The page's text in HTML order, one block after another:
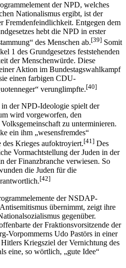
der NPD, welches
Nationalismus ergibt, ist der
Fremdenfeindlichkeit. Entgegen dem
hebt die NPD in erster
des Menschen ab.[39] Somit
1 des Grundgesetzes feststehenden
der Menschenwürde. Diese
Aktion im Bundestagswahlkampf
einen farbigen CDU-
verunglimpfte.[40]
der NPD-Ideologie spielt der
wird vorgeworfen, den
zu unterminieren.
ein ihm „wesensfremdes“
des Krieges aufoktroyiert.[41] Des
Vormachtstellung der Juden in der
der Finanzbranche verwiesen. So
die Juden für die
[42]
der NSDAP-
übernimmt, zeigt ihre
gegenüber.
der Fraktionsvorsitzende der
Vorpommerns Udo Pastörs in einer
Kriegsziel der Vernichtung des
eine, so wörtlich, „gute Idee“